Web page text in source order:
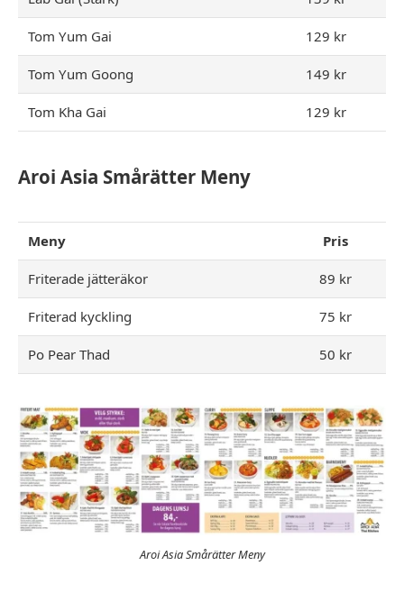
Tom Yum Gai 129 kr
Tom Yum Goong 149 kr
Tom Kha Gai 129 kr
Aroi Asia Smårätter Meny
Meny Pris
Friterade jätteräkor 89 kr
Friterad kyckling 75 kr
Po Pear Thad 50 kr
Aroi Asia Smårätter Meny